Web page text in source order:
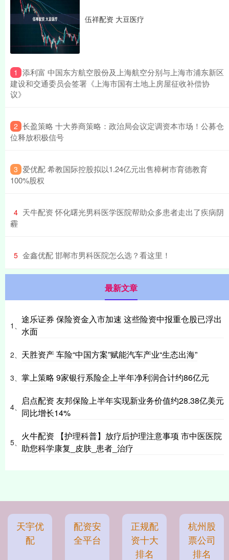
伍祥配资 大豆医疗
1 ​添利富 中国东方航空股份及上海航空分别与上海市浦东新区
建设和交通委员会签署《上海市国有土地上房屋征收补偿协
议》
2 ​长盈策略 十大券商策略：政治局会议定调资本市场！公募仓
位释放积极信号
3 ​爱优配 希教国际控股拟以1.24亿元出售樟树市育德教育
100%股权
4 ​天牛配资 怀化曙光男科医学医院帮助众多患者走出了疾病阴
霾
5 ​金鑫优配 邯郸市男科医院怎么选？看这里！
最新文章
1、
途乐证券 保险资金入市加速 这些险资中报重仓股已浮出
水面
2、 天胜资产 车险“中国方案”赋能汽车产业“生态出海”
3、 掌上策略 9家银行系险企上半年净利润合计约86亿元
4、
启点配资 友邦保险上半年实现新业务价值约28.38亿美元
同比增长14%
5、
火牛配资 【护理科普】放疗后护理注意事项 市中医医院
助您科学康复_皮肤_患者_治疗
天宇优
配
配资安
全平台
正规配
资十大
排名
杭州股
票公司
排名